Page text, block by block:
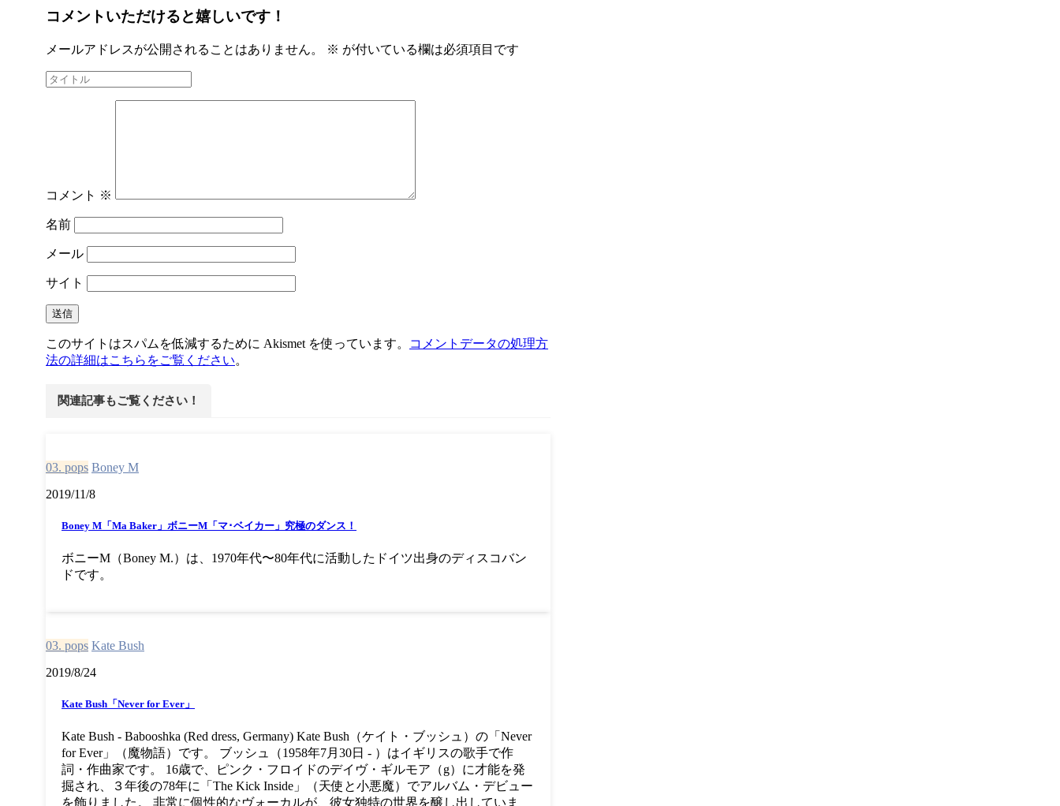
コメントいただけると嬉しいです！
メールアドレスが公開されることはありません。 ※ が付いている欄は必須項目です
コメント ※
名前
メール
サイト
このサイトはスパムを低減するために Akismet を使っています。
コメントデータの処理方
法の詳細はこちらをご覧ください。
関連記事もご覧ください！
03. pops Boney M
2019/11/8
Boney M「Ma Baker」ボニーM「マ･ベイカー」究極のダンス！
ボニーM（Boney M.）は、1970年代〜80年代に活動したドイツ出身のディスコバン
ドです。
03. pops Kate Bush
2019/8/24
Kate Bush「Never for Ever」
Kate Bush - Babooshka (Red dress, Germany) Kate Bush（ケイト・ブッシュ）の「Never
for Ever」（魔物語）です。 ブッシュ（1958年7月30日 - ）はイギリスの歌手で作
詞・作曲家です。 16歳で、ピンク・フロイドのデイヴ・ギルモア（g）に才能を発
掘され、３年後の78年に「The Kick Inside」（天使と小悪魔）でアルバム・デビュー
を飾りました。 非常に個性的なヴォーカルが、彼女独特の世界を醸し出していま